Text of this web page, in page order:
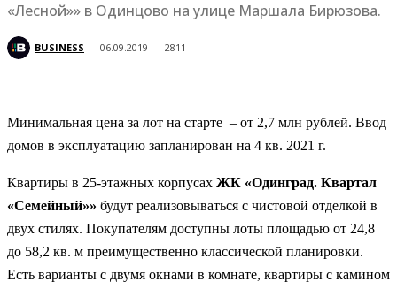
«Лесной»» в Одинцово на улице Маршала Бирюзова.
BUSINESS 06.09.2019 2811
Минимальная цена за лот на старте – от 2,7 млн рублей. Ввод
домов в эксплуатацию запланирован на 4 кв. 2021 г.
Квартиры в 25-этажных корпусах ЖК «Одинград. Квартал
«Семейный»» будут реализовываться с чистовой отделкой в
двух стилях. Покупателям доступны лоты площадью от 24,8
до 58,2 кв. м преимущественно классической планировки.
Есть варианты с двумя окнами в комнате, квартиры с камином